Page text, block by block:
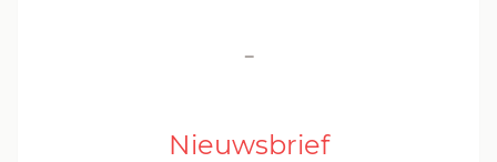
-
Nieuwsbrief